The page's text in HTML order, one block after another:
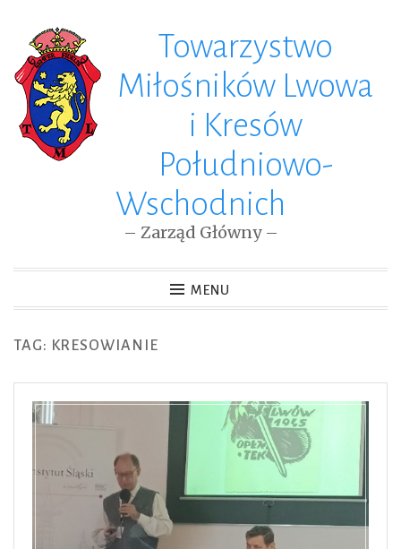
content
Towarzystwo
Miłośników Lwowa
i Kresów
Południowo-
Wschodnich
– Zarząd Główny –
MENU
TAG: KRESOWIANIE